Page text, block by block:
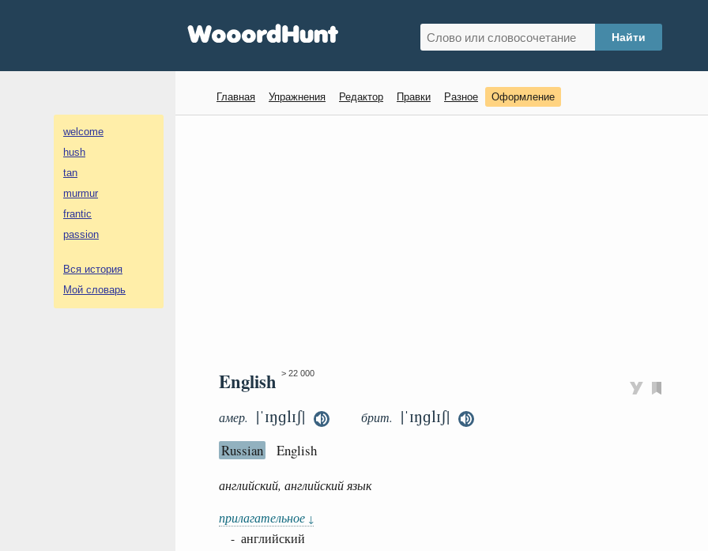
welcome
hush
tan
murmur
frantic
passion
Вся история
Мой словарь
Главная Упражнения Редактор Правки Разное Оформление
English > 22 000
амер. |ˈɪŋɡlɪʃ| брит. |ˈɪŋɡlɪʃ|
Russian English
английский, английский язык
прилагательное ↓
- английский